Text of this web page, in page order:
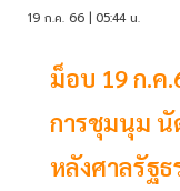
19 ก.ค. 66 | 05:44 น.
ม็อบ 19 ก.ค
การชุมนุม นั
หลังศาลรัฐ